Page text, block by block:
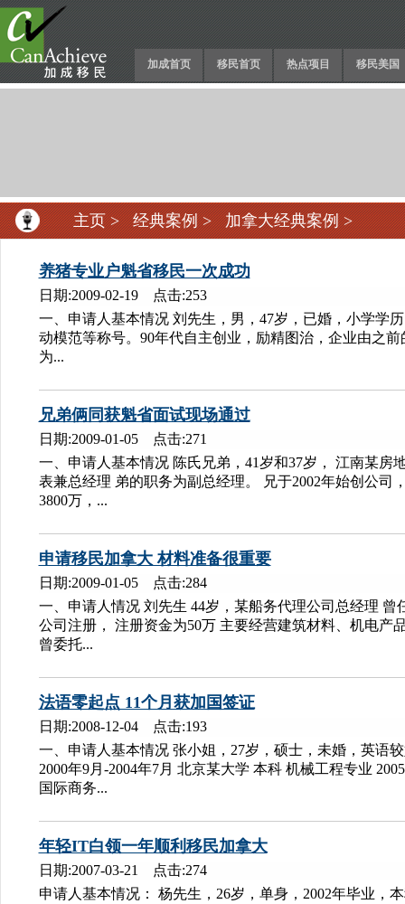
加成首页 移民首页 热点项目 移民美国
主页> 经典案例> 加拿大经典案例>
养猪专业户魁省移民一次成功
日期:2009-02-19 点击:253
一、申请人基本情况 刘先生，男，47岁，已婚，小学学
动模范等称号。90年代自主创业，励精图治，企业由之
为...
兄弟俩同获魁省面试现场通过
日期:2009-01-05 点击:271
一、申请人基本情况 陈氏兄弟，41岁和37岁， 江南某房
表兼总经理 弟的职务为副总经理。 兄于2002年始创公司
3800万，...
申请移民加拿大 材料准备很重要
日期:2009-01-05 点击:284
一、申请人情况 刘先生 44岁，某船务代理公司总经理 曾
公司注册， 注册资金为50万 主要经营建筑材料、机电产
曾委托...
法语零起点 11个月获加国签证
日期:2008-12-04 点击:193
一、申请人基本情况 张小姐，27岁，硕士，未婚，英语
2000年9月-2004年7月 北京某大学 本科 机械工程专业
国际商务...
年轻IT白领一年顺利移民加拿大
日期:2007-03-21 点击:274
申请人基本情况： 杨先生，26岁，单身，2002年毕业，